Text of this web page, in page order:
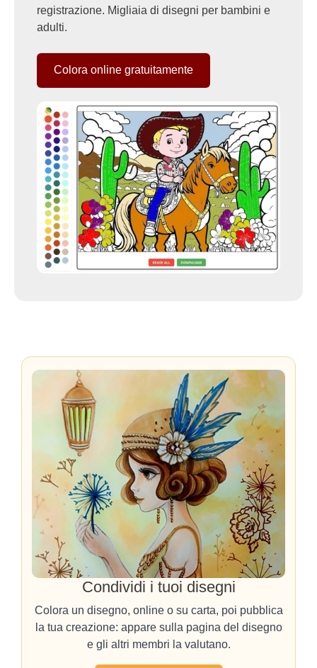
registrazione. Migliaia di disegni per bambini e
adulti.
Colora online gratuitamente
Condividi i tuoi disegni
Colora un disegno, online o su carta, poi pubblica
la tua creazione: appare sulla pagina del disegno
e gli altri membri la valutano.